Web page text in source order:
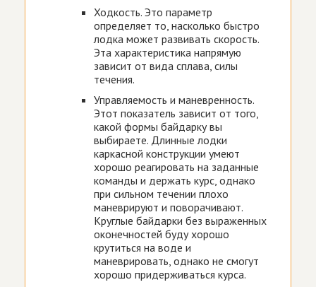
Ходкость. Это параметр
определяет то, насколько быстро
лодка может развивать скорость.
Эта характеристика напрямую
зависит от вида сплава, силы
течения.
Управляемость и маневренность.
Этот показатель зависит от того,
какой формы байдарку вы
выбираете. Длинные лодки
каркасной конструкции умеют
хорошо реагировать на заданные
команды и держать курс, однако
при сильном течении плохо
маневрируют и поворачивают.
Круглые байдарки без выраженных
оконечностей буду хорошо
крутиться на воде и
маневрировать, однако не смогут
хорошо придерживаться курса.